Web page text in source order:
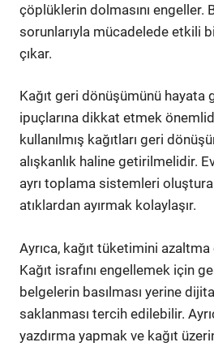
çöplüklerin dolmasını engeller.
sorunlarıyla mücadelede etkili
çıkar.
Kağıt geri dönüşümünü hayata
ipuçlarına dikkat etmek
kullanılmış kağıtları geri
alışkanlık haline getirilmelidir.
ayrı toplama sistemleri
atıklardan ayırmak kolaylaşır.
Ayrıca, kağıt tüketimini
Kağıt israfını engellemek için
belgelerin basılması yerine
saklanması tercih edilebilir.
yazdırma yapmak ve kağıt